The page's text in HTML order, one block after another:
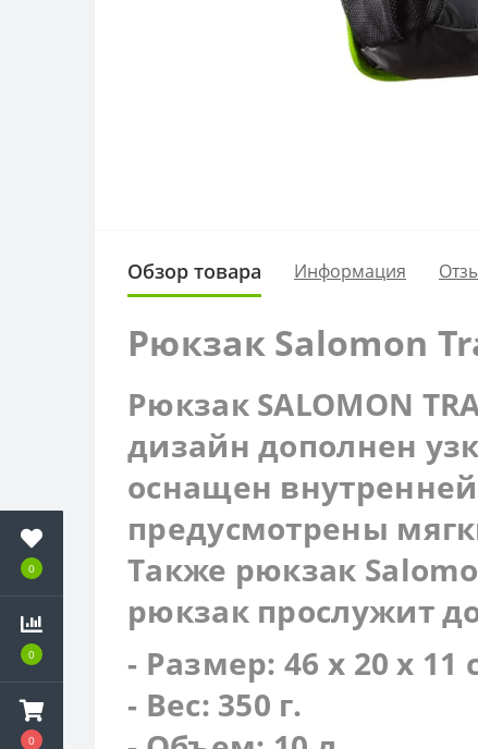
0
0
0
Обзор товара Информация
Рюкзак Salomon
Рюкзак SALOMON
дизайн дополнен
оснащен
предусмотрены
Также рюкзак
рюкзак прослужит
- Размер: 46 х 20 х 11
- Вес: 350 г.